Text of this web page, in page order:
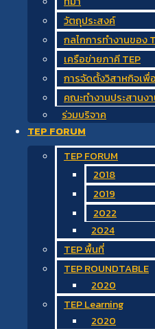
วัตถุประสงค์
กลไกการทำงานของ
เครือข่ายภาคี TEP
การจัดตั้งวิสาหกิจเ
คณะทำงานประสานง
ร่วมบริจาค
TEP FORUM
TEP FORUM
2018
2019
2022
2024
TEP พื้นที่
TEP ROUNDTABLE
2020
TEP Learning
2020